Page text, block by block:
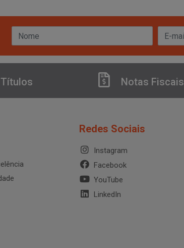
Títulos Notas Fiscais
Redes Sociais
Instagram
Facebook
YouTube
LinkedIn